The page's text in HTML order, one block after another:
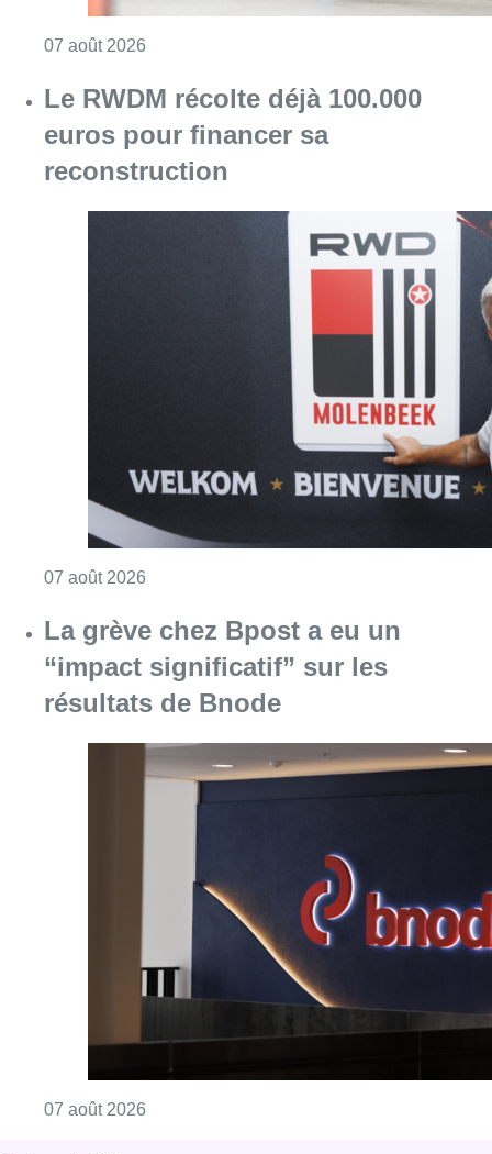
07 août 2026
Le RWDM récolte déjà 100.000
euros pour financer sa
reconstruction
07 août 2026
La grève chez Bpost a eu un
“impact significatif” sur les
résultats de Bnode
07 août 2026